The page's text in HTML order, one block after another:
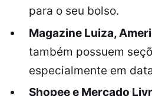
para o seu bolso.
Magazine Luiza,
também possuem
especialmente em
Shopee e Mercado